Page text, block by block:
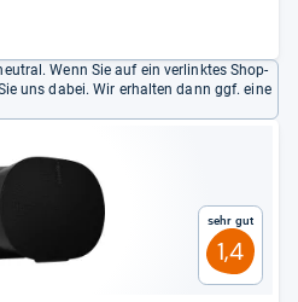
Wenn Sie auf ein verlinktes Shop-
uns dabei. Wir erhalten dann ggf. eine
Sehr gut
1,4